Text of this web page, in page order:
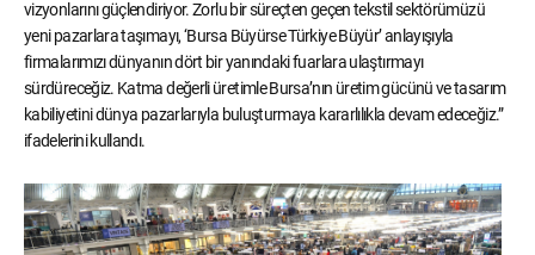
vizyonlarını güçlendiriyor. Zorlu bir süreçten geçen tekstil sektörümüzü
yeni pazarlara taşımayı, ‘Bursa Büyürse Türkiye Büyür’ anlayışıyla
firmalarımızı dünyanın dört bir yanındaki fuarlara ulaştırmayı
sürdüreceğiz. Katma değerli üretimle Bursa’nın üretim gücünü ve tasarım
kabiliyetini dünya pazarlarıyla buluşturmaya kararlılıkla devam edeceğiz.”
ifadelerini kullandı.